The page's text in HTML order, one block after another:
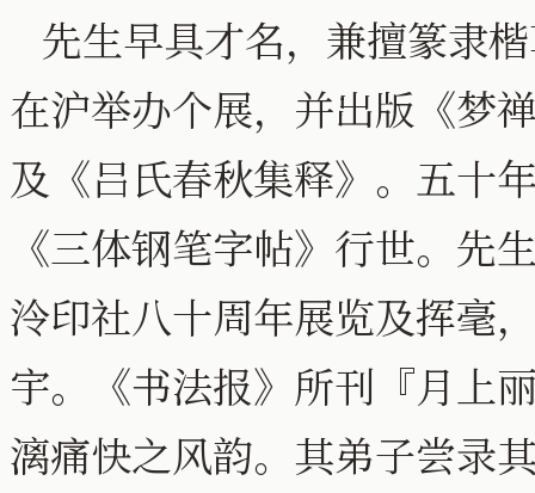
先生早具才名，兼擅篆隶
在沪举办个展，并出版《梦
及《吕氏春秋集释》。五十
《三体钢笔字帖》行世。先
泠印社八十周年展览及挥毫
宇。《书法报》所刊『月上
漓痛快之风韵。其弟子尝录